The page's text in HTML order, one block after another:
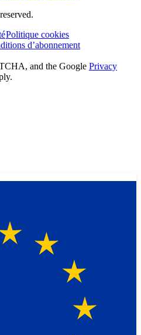
Politique cookies
d’abonnement
and the Google Privacy